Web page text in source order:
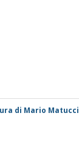
di Mario Matucci